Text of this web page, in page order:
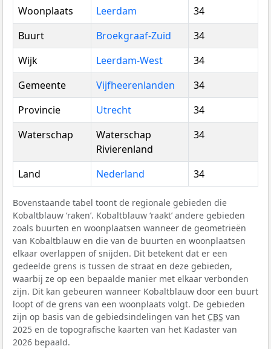
Woonplaats
Leerdam
34
Buurt
Broekgraaf-Zuid
34
Wijk
Leerdam-West
34
Gemeente
Vijfheerenlanden
34
Provincie
Utrecht
34
Waterschap
Waterschap
Rivierenland
34
Land Nederland 34
Bovenstaande tabel toont de regionale gebieden die
Kobaltblauw ‘raken’. Kobaltblauw ‘raakt’ andere gebieden
zoals buurten en woonplaatsen wanneer de geometrieën
van Kobaltblauw en die van de buurten en woonplaatsen
elkaar overlappen of snijden. Dit betekent dat er een
gedeelde grens is tussen de straat en deze gebieden,
waarbij ze op een bepaalde manier met elkaar verbonden
zijn. Dit kan gebeuren wanneer Kobaltblauw door een buurt
loopt of de grens van een woonplaats volgt. De gebieden
zijn op basis van de gebiedsindelingen van het CBS van
2025 en de topografische kaarten van het Kadaster van
2026 bepaald.